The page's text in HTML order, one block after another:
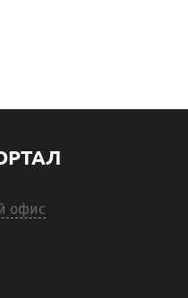
офис